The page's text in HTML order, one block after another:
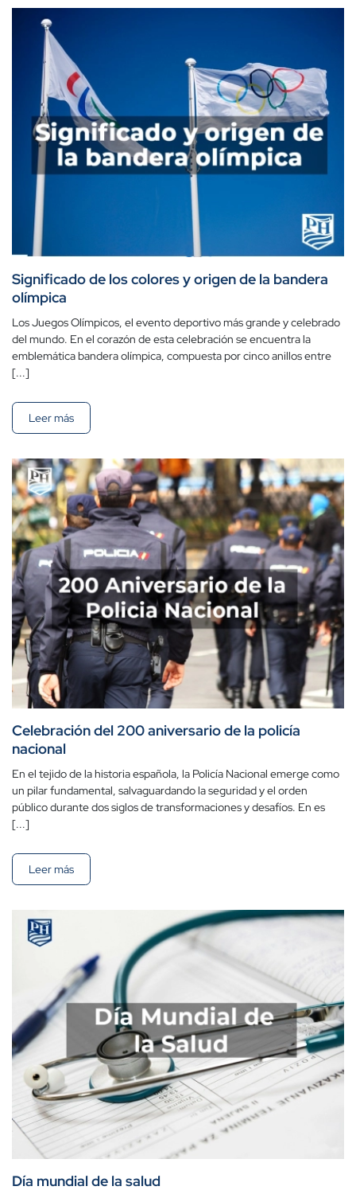
Significado de los colores y origen de la bandera
olímpica
Los Juegos Olímpicos, el evento deportivo más grande y celebrado
del mundo. En el corazón de esta celebración se encuentra la
emblemática bandera olímpica, compuesta por cinco anillos entre
[...]
Leer más
Celebración del 200 aniversario de la policía
nacional
En el tejido de la historia española, la Policía Nacional emerge como
un pilar fundamental, salvaguardando la seguridad y el orden
público durante dos siglos de transformaciones y desafíos. En es
[...]
Leer más
Día mundial de la salud